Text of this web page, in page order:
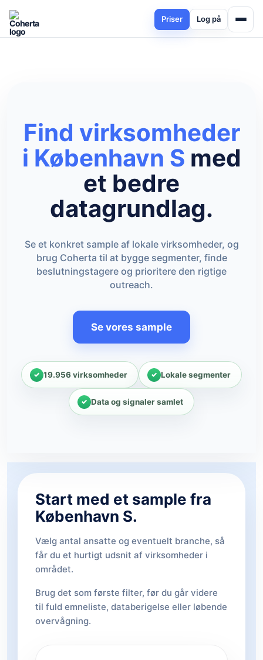
Priser Log på
Find virksomheder
i København S med
et bedre
datagrundlag.
Se et konkret sample af lokale virksomheder, og
brug Coherta til at bygge segmenter, finde
beslutningstagere og prioritere den rigtige
outreach.
Se vores sample
19.956 virksomheder Lokale segmenter
Data og signaler samlet
Start med et sample fra
København S.
Vælg antal ansatte og eventuelt branche, så
får du et hurtigt udsnit af virksomheder i
området.
Brug det som første filter, før du går videre
til fuld emneliste, databerigelse eller løbende
overvågning.